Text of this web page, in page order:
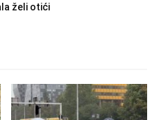
želi otići